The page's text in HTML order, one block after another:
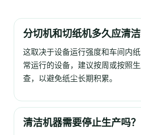
分切机和切纸机多久应清洁
这取决于设备运行强度和车间内
常运行的设备，建议按周或按照
查，以避免纸尘长期积累。
清洁机器需要停止生产吗？